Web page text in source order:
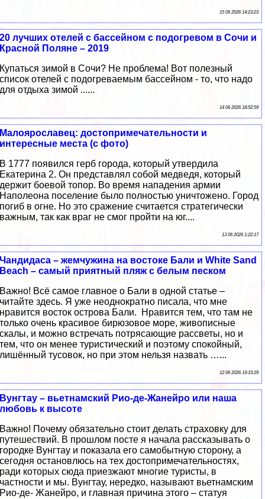
15 06 2026 14:23:23
20 лучших отелей с бассейном с подогревом в Сочи и
Красной Поляне – 2019
Купаться зимой в Сочи? Не проблема! Вот полезный
список отелей с подогреваемым бассейном - то, что надо
для отдыха зимой ......
14 06 2026 18:52:59
Малоярославец: достопримечательности и
интересные места (с фото)
В 1777 появился герб города, который утвердила
Екатерина 2. Он представлял собой медведя, который
держит боевой топор. Во время нападения армии
Наполеона поселение было полностью уничтожено. Город
погиб в огне. Но это сражение считается стратегически
важным, так как враг не смог пройти на юг....
13 06 2026 1:22:17
Чандидаса – жемчужина на востоке Бали и White Sand
Beach – самый приятный пляж с белым песком
Важно! Всё самое главное о Бали в одной статье –
читайте здесь. Я уже неоднократно писала, что мне
нравится восток острова Бали. Нравится тем, что там не
только очень красивое бирюзовое море, живописные
скалы, и можно встречать потрясающие рассветы, но и
тем, что он менее туристический и поэтому спокойный,
лишённый тусовок, но при этом нельзя назвать …...
12 06 2026 19:15:29
Вунгтау – вьетнамский Рио-де-Жанейро или наша
любовь к высоте
Важно! Почему обязательно стоит делать страховку для
путешествий. В прошлом посте я начала рассказывать о
городке Вунгтау и показала его самобытную сторону, а
сегодня остановлюсь на тех достопримечательностях,
ради которых сюда приезжают многие туристы, в
частности и мы. Вунгтау, нередко, называют вьетнамским
Рио-де- Жанейро, и главная причина этого – статуя